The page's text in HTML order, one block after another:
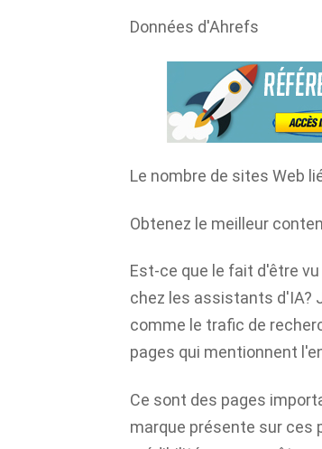
Données d'Ahrefs
Le nombre de sites Web
Obtenez le meilleur
Est-ce que le fait d'être
chez les assistants d'IA?
comme le trafic de
pages qui mentionnent
Ce sont des pages
marque présente sur ces